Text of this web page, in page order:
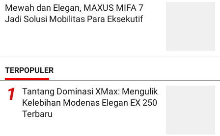
Mewah dan Elegan, MAXUS MIFA 7
Jadi Solusi Mobilitas Para Eksekutif
TERPOPULER
1
Tantang Dominasi XMax: Mengulik
Kelebihan Modenas Elegan EX 250
Terbaru